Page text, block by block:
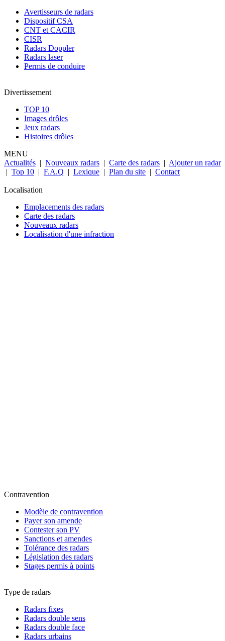
Avertisseurs de radars
Dispositif CSA
CNT et CACIR
CISR
Radars Doppler
Radars laser
Permis de conduire
Divertissement
TOP 10
Images drôles
Jeux radars
Histoires drôles
MENU
Actualités | Nouveaux radars | Carte des radars | Ajouter un radar
| Top 10 | F.A.Q | Lexique | Plan du site | Contact
Localisation
Emplacements des radars
Carte des radars
Nouveaux radars
Localisation d'une infraction
Contravention
Modèle de contravention
Payer son amende
Contester son PV
Sanctions et amendes
Tolérance des radars
Législation des radars
Stages permis à points
Type de radars
Radars fixes
Radars double sens
Radars double face
Radars urbains